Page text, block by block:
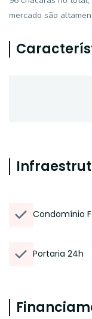
mercado são
Condomínio
Portaria 24h